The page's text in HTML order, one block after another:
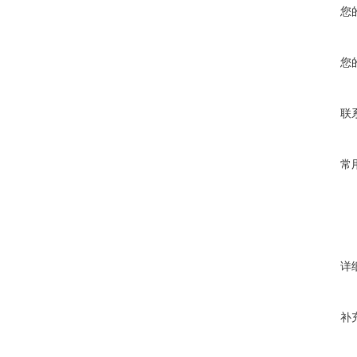
您
您
联
常
详
补